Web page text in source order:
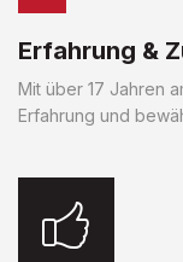
Erfahrung &
Mit über 17 Jahren
Erfahrung und